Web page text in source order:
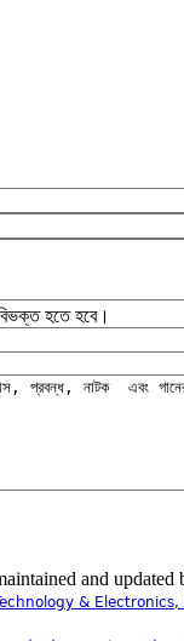
হতে হবে।
and updated
& Electronics,